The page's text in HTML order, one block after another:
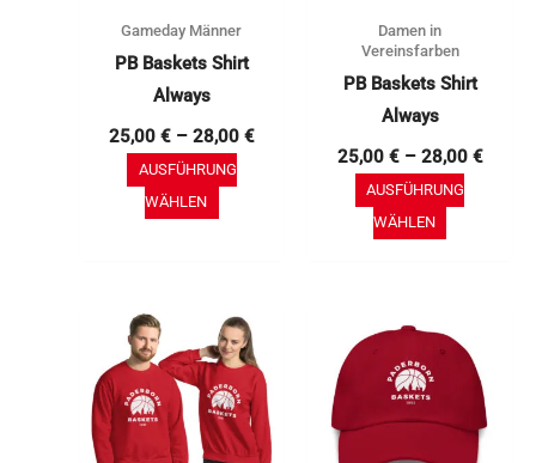
Gameday Männer
PB Baskets Shirt
Always
25,00 €– 28,00 €
AUSFÜHRUNG
WÄHLEN
werden
Damen in
Vereinsfarben
PB Baskets Shirt
Always
25,00 €– 28,00 €
AUSFÜHRUNG
WÄHLEN
der
werden
Dieses
Produkt
weist
mehrere
Varianten
Produkt
weist
mehrere
Varianten